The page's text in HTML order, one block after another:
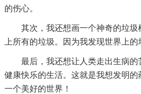
的伤心。
其次，我还想画一个神奇的垃
上所有的垃圾。因为我发现世界上的
最后，我还想让人类走出生病
健康快乐的生活。这就是我想发明的
一个美好的世界！